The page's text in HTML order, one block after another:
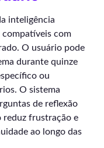
inteligência
com
O usuário pode
durante quinze
ou
O sistema
de reflexão
reduz frustração e
ao longo das